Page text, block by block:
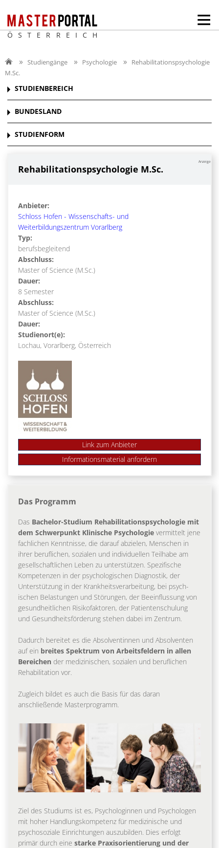
ÖSTERREICH
Studiengänge Psychologie
Rehabilitationspsychologie
M.Sc.
STUDIENBEREICH
BUNDESLAND
STUDIENFORM
Anzeige
Rehabilitationspsychologie M.Sc.
Anbieter:
Schloss Hofen - Wissenschafts- und
Weiterbildungszentrum Vorarlberg
Typ:
berufsbegleitend
Abschluss:
Master of Science (M.Sc.)
Dauer:
8 Semester
Abschluss:
Master of Science (M.Sc.)
Dauer:
Studienort(e):
Lochau, Vorarlberg, Österreich
Link zum Anbieter
Das Programm
Das Bachelor-Studium Rehabilitationspsychologie mit
dem Schwerpunkt Klinische Psychologie vermittelt jene
fachlichen Kenntnisse, die darauf abzielen, Menschen in
ihrer beruflichen, sozialen und individuellen Teilhabe am
gesellschaftlichen Leben zu unterstützen. Spezifische
Kompetenzen in der psychologischen Diagnostik, der
Unterstützung in der Krankheitsverarbeitung, bei psych-
ischen Belastungen und Störungen, der Beeinflussung von
gesundheitlichen Risikofaktoren, der Patientenschulung
und Gesundheitsförderung stehen dabei im Zentrum.
Dadurch bereitet es die Absolventinnen und Absolventen
auf ein breites Spektrum von Arbeitsfeldern in allen
Bereichen der medizinischen, sozialen und beruflichen
Rehabilitation vor.
Zugleich bildet es auch die Basis für das daran
anschließende Masterprogramm.
Ziel des Studiums ist es, Psychologinnen und Psychologen
mit hoher Handlungskompetenz für medizinische und
psychosoziale Einrichtungen auszubilden. Dies erfolgt
primär durch eine starke Praxisorientierung und der